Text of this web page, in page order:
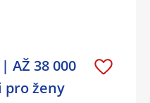
| AŽ 38 000
pro ženy